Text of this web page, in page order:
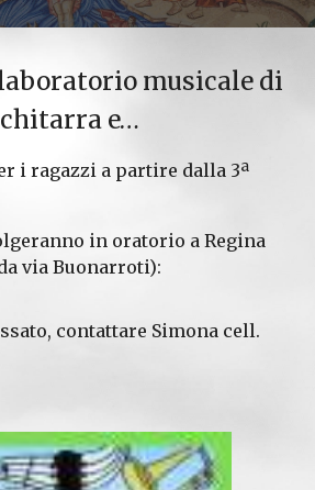
musicale di
chitarra e…
i ragazzi a partire dalla 3ª
in oratorio a Regina
via Buonarroti):
contattare Simona cell.